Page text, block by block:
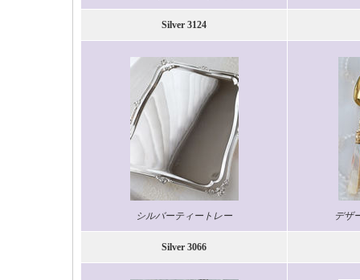
Silver 3124
シルバーティートレー デザ
Silver 3066